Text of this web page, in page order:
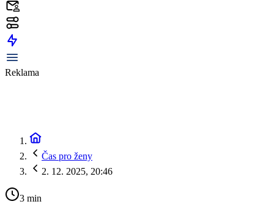
Reklama
Čas pro ženy
2. 12. 2025, 20:46
3 min